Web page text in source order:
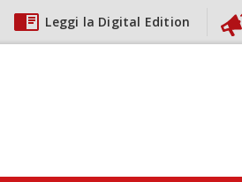
Leggi la Digital Edition